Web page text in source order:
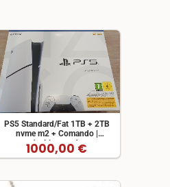
PS5 Standard/Fat 1TB + 2TB
nvme m2 + Comando |
desbloqueada
1000,00 €